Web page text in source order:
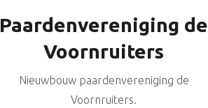
Paardenvereniging de
Voornruiters
Nieuwbouw paardenvereniging de
Voornruiters.